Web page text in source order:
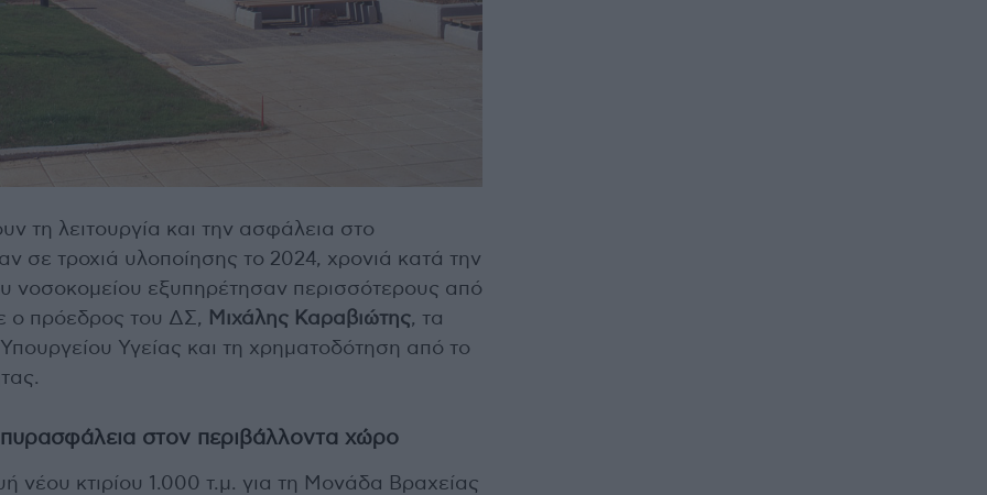
τη λειτουργία και την ασφάλεια στο
σε τροχιά υλοποίησης το 2024, χρονιά κατά την
νοσοκομείου εξυπηρέτησαν περισσότερους από
ο πρόεδρος του ΔΣ,
Μιχάλης Καραβιώτης, τα
Υγείας και τη χρηματοδότηση από το
στον περιβάλλοντα χώρο
νέου κτιρίου 1.000 τ.μ. για τη Μονάδα Βραχείας